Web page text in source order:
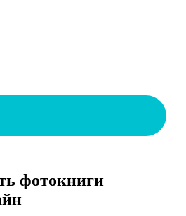
фотокниги